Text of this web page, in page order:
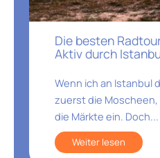
Die besten
Aktiv durch
Wenn ich an Istanbul
zuerst die
die Märkte ein. Doch...
Weiter lesen